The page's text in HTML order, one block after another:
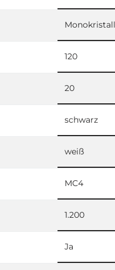
120
20
schwarz
weiß
MC4
1.200
Ja